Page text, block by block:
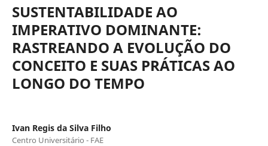
SUSTENTABILIDADE AO
IMPERATIVO DOMINANTE:
RASTREANDO A EVOLUÇÃO DO
CONCEITO E SUAS PRÁTICAS AO
LONGO DO TEMPO
Ivan Regis da Silva Filho
Centro Universitário - FAE